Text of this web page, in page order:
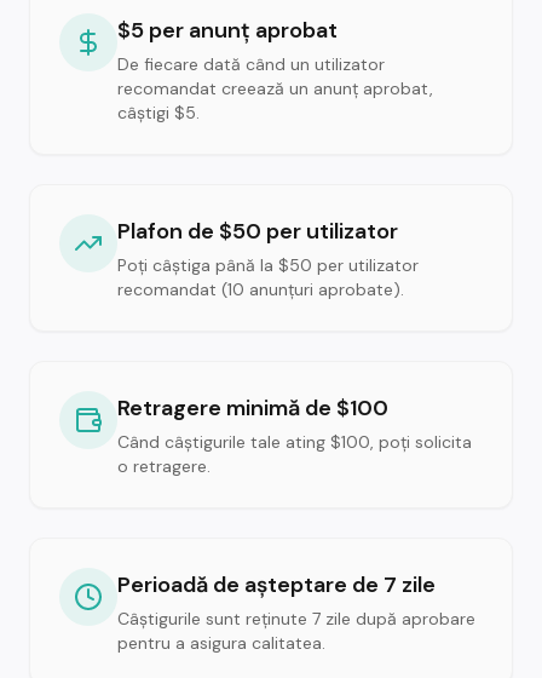
$5 per anunț aprobat
De fiecare dată când un utilizator
recomandat creează un anunț aprobat,
câștigi $5.
Plafon de $50 per utilizator
Poți câștiga până la $50 per utilizator
recomandat (10 anunțuri aprobate).
Retragere minimă de $100
Când câștigurile tale ating $100, poți solicita
o retragere.
Perioadă de așteptare de 7 zile
Câștigurile sunt reținute 7 zile după aprobare
pentru a asigura calitatea.